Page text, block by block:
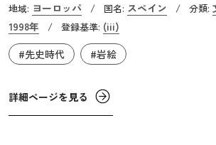
れる岸壁画は総数700以上に及び、現在
されています。壁画は赤、黒、白の顔料
ており、ウシやウマ、ヤギなどの動物の
柄が残っています。これらの壁画群に描
リーの関連性や技術を検証したところ、
地域: ヨーロッパ / 国名: スペイン / 分類:
1998年 / 登録基準: (iii)
#先史時代
#岩絵
詳細ページを見る